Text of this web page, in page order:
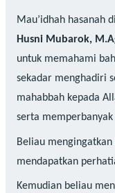
Mau’idhah hasanah
Husni Mubarok,
untuk memahami
sekadar menghadiri
mahabbah kepada
serta
Beliau
mendapatkan
Kemudian beliau